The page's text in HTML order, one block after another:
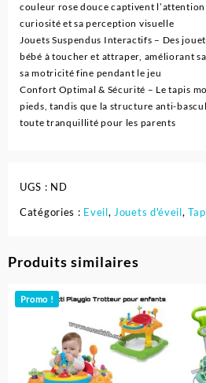
couleur rose douce captivent
curiosité et sa perception visuelle
Jouets Suspendus Interactifs – Des
bébé à toucher et attraper, améliorant
sa motricité fine pendant le jeu
Confort Optimal & Sécurité – Le tapis
pieds, tandis que la structure anti-
toute tranquillité pour les parents
UGS : ND
Catégories : Eveil,Jouets d'éveil,
Produits similaires
Promo !